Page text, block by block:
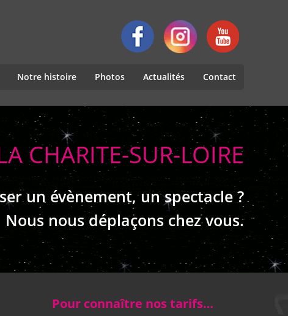
Notre histoire Photos Actualités Contact
CHARITE-SUR-LOIRE
un évènement, un spectacle ?
Nous nous déplaçons chez vous.
Pour connaître nos tarifs…